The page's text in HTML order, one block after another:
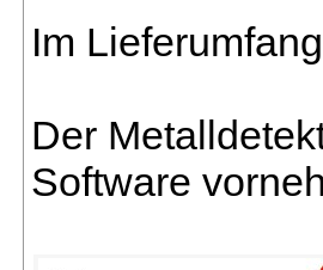
Im
Der
Software